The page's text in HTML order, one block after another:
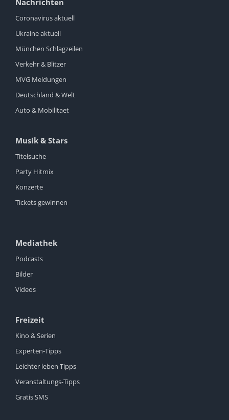
Nachrichten
Coronavirus aktuell
Ukraine aktuell
München Schlagzeilen
Verkehr & Blitzer
MVG Meldungen
Deutschland & Welt
Auto & Mobilitaet
Musik & Stars
Titelsuche
Party Hitmix
Konzerte
Tickets gewinnen
Mediathek
Podcasts
Bilder
Videos
Freizeit
Kino & Serien
Experten-Tipps
Leichter leben Tipps
Veranstaltungs-Tipps
Gratis SMS